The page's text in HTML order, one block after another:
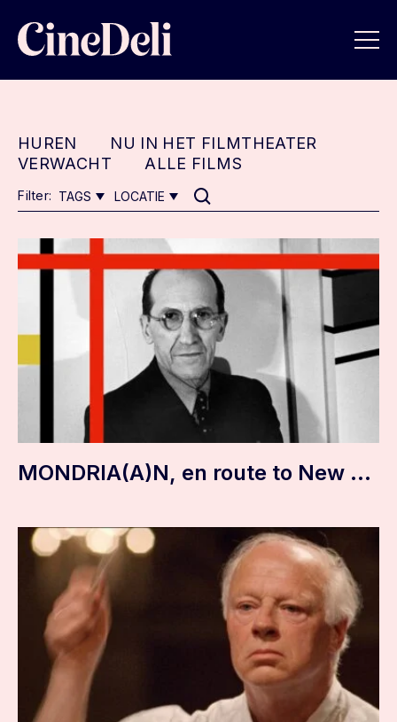
HUREN
NU IN HET FILMTHEATER
VERWACHT
ALLE FILMS
Filter: TAGS LOCATIE
MONDRIA(A)N, en route to New York